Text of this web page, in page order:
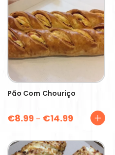
Pão Com Chouriço
€8.99 – €14.99